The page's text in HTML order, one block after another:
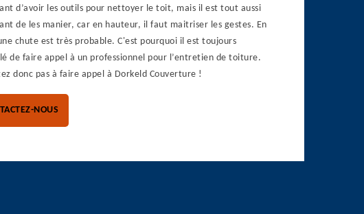
d’avoir les outils pour nettoyer le toit, mais il est tout aussi
de les manier, car en hauteur, il faut maitriser les gestes. En
chute est très probable. C'est pourquoi il est toujours
de faire appel à un professionnel pour l’entretien de toiture.
donc pas à faire appel à Dorkeld Couverture !
NOUS